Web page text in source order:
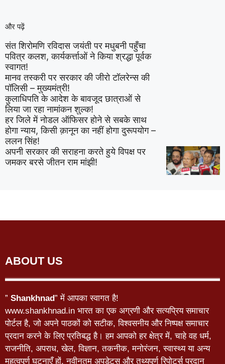
और पढ़ें
संत शिरोमणि रविदास जयंती पर मधुबनी पहुँचा
पवित्र कलश, कार्यकर्त्ताओं ने किया श्रद्धा पूर्वक
स्वागत!
मानव तस्करी पर सरकार की जीरो टॉलरेन्स की
पॉलिसी – मुख्यमंत्री!
कुलाधिपति के आदेश के बावजूद छात्राओं से
लिया जा रहा नामांकन शुल्क!
हर जिले में नोडल ऑफिसर होने से सबके साथ
होगा न्याय, किसी क़ानून का नहीं होगा दुरूपयोग –
ललन सिंह!
अपनी सरकार की सराहना करते हुये विपक्ष पर
जमकर बरसे जीतन राम मांझी!
ABOUT US
” Shankhnad” में आपका स्वागत है!
www.shankhnad.in भारत का एक अग्रणी और सत्यप्रिय समाचार
पोर्टल है, जो अपने पाठकों को सटीक, विश्वसनीय और निष्पक्ष समाचार
प्रदान करने के लिए प्रतिबद्ध है। हम आपको हर क्षेत्र में, चाहे वह धर्म,
राजनीति, अपराध, खेल, विज्ञान, तकनीक, मनोरंजन, स्वास्थ्य या अन्य
महत्वपूर्ण घटनाएँ हों, नवीनतम अपडेट्स और तथ्यपूर्ण रिपोर्ट्स प्रदान